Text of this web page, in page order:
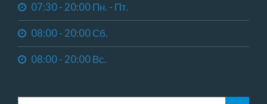
07:30 - 20:00 Пн. - Пт.
08:00 - 20:00 Сб.
08:00 - 20:00 Вс.